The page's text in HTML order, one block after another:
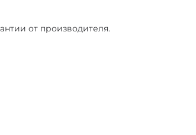
от производителя.